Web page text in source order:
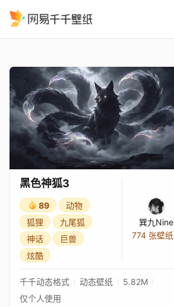
黑色神狐3
89
动物
狐狸
九尾狐
神话
巨兽
炫酷
巽九Nine
774 张壁纸
千千动态格式 动态壁纸
5.82M
仅个人使用